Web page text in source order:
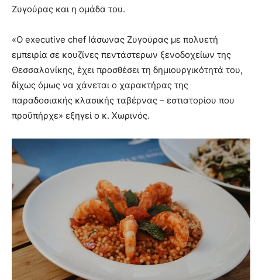
Ζυγούρας και η ομάδα του.
«Ο executive chef Ιάσωνας Ζυγούρας με πολυετή
εμπειρία σε κουζίνες πεντάστερων ξενοδοχείων της
Θεσσαλονίκης, έχει προσθέσει τη δημιουργικότητά του,
δίχως όμως να χάνεται ο χαρακτήρας της
παραδοσιακής κλασικής ταβέρνας – εστιατορίου που
προϋπήρχε» εξηγεί ο κ. Χωρινός.